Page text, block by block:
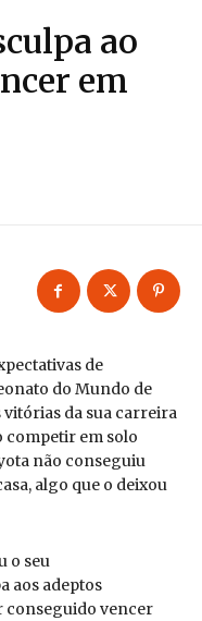
ao
em
de
do Mundo de
vitórias da sua carreira
competir em solo
não conseguiu
algo que o deixou
o seu
aos adeptos
conseguido vencer